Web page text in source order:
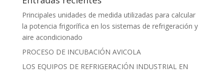
Principales unidades de medida utilizadas para calcular
la potencia frigorífica en los sistemas de refrigeración y
aire acondicionado
PROCESO DE INCUBACIÓN AVICOLA
LOS EQUIPOS DE REFRIGERACIÓN INDUSTRIAL EN